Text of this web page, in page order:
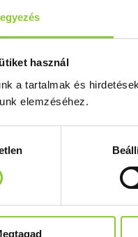
használ
a tartalmak és
elemzéséhez.